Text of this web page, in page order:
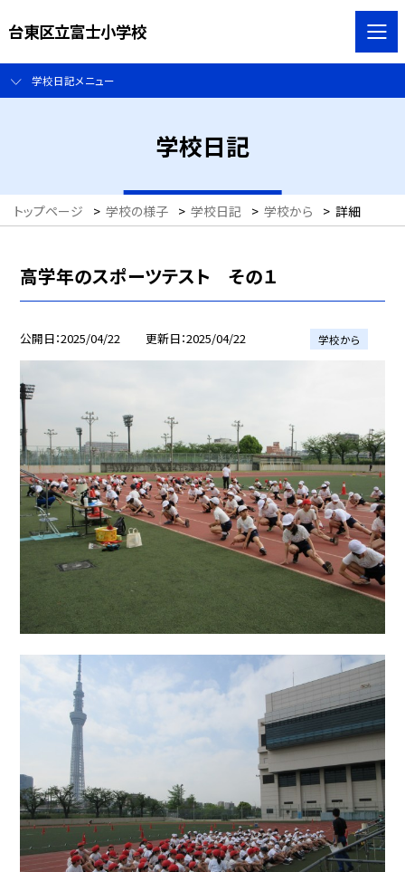
台東区立富士小学校
学校日記メニュー
学校日記
トップページ > 学校の様子 > 学校日記 > 学校から > 詳細
高学年のスポーツテスト その１
公開日 2025/04/22 更新日 2025/04/22 学校から